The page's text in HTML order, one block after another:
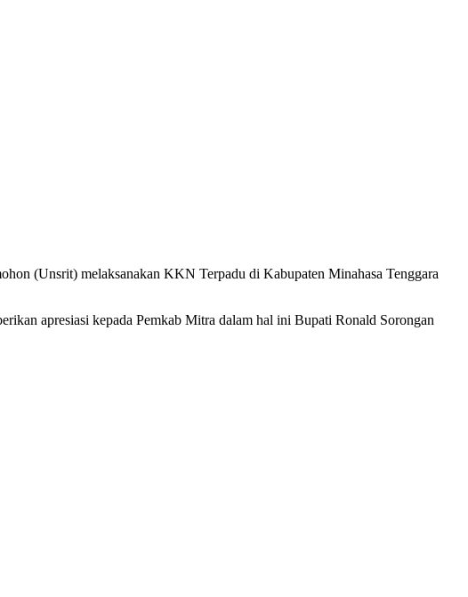
(Unsrit) melaksanakan KKN Terpadu di Kabupaten Minahasa Tenggara
apresiasi kepada Pemkab Mitra dalam hal ini Bupati Ronald Sorongan